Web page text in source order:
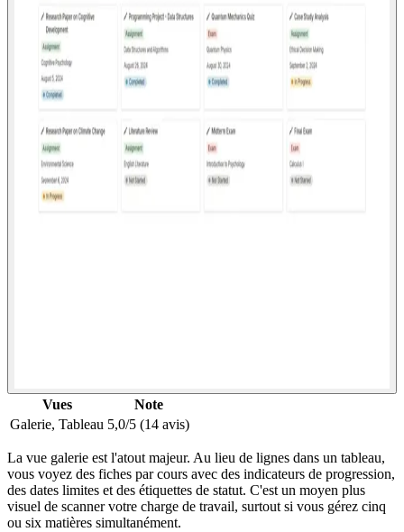
Vues
Note
Galerie, Tableau 5,0/5 (14 avis)
La vue galerie est l'atout majeur. Au lieu de lignes dans un tableau,
vous voyez des fiches par cours avec des indicateurs de progression,
des dates limites et des étiquettes de statut. C'est un moyen plus
visuel de scanner votre charge de travail, surtout si vous gérez cinq
ou six matières simultanément.